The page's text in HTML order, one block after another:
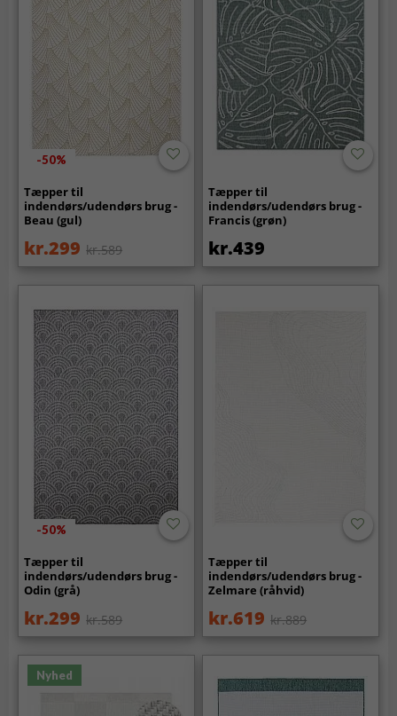
-50%
Tæpper til
indendørs/udendørs brug -
Beau (gul)
kr.299 kr.589
Tæpper til
indendørs/udendørs brug -
Francis (grøn)
kr.439
-50%
Tæpper til
indendørs/udendørs brug -
Odin (grå)
kr.299 kr.589
Tæpper til
indendørs/udendørs brug -
Zelmare (råhvid)
kr.619 kr.889
Nyhed